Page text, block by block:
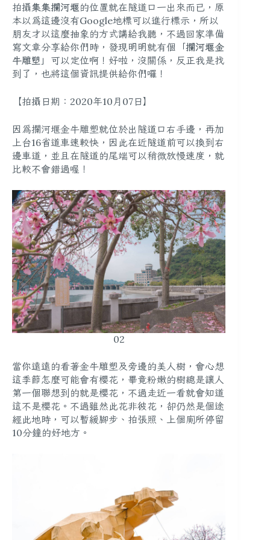
拍攝集集攔河堰的位置就在隧道口一出來而已，原
本以為這邊沒有Google地標可以進行標示，所以
朋友才以這麼抽象的方式講給我聽，不過回家準備
寫文章分享給你們時，發現明明就有個「攔河堰金
牛雕塑 」可以定位啊！好啦，沒關係，反正我是找
到了，也將這個資訊提供給你們囉！
【拍攝日期：2020年10月07日】
因為攔河堰金牛雕塑就位於出隧道口右手邊 ，再加
上台16省道車速較快，因此在近隧道前可以換到右
邊車道 ，並且在隧道的尾端可以稍微放慢速度 ，就
比較不會錯過喔！
02
當你遠遠的看著金牛雕塑及旁邊的美人樹，會心想
這季節怎麼可能會有櫻花，畢竟粉嫩的樹總是讓人
第一個聯想到的就是櫻花，不過走近一看就會知道
這不是櫻花。不過雖然此花非彼花，卻仍然是個途
經此地時，可以暫緩腳步、拍張照、上個廁所停留
10分鐘的好地方。